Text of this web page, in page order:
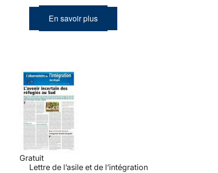
En savoir plus
Gratuit
Lettre de l’asile et de l’intégration